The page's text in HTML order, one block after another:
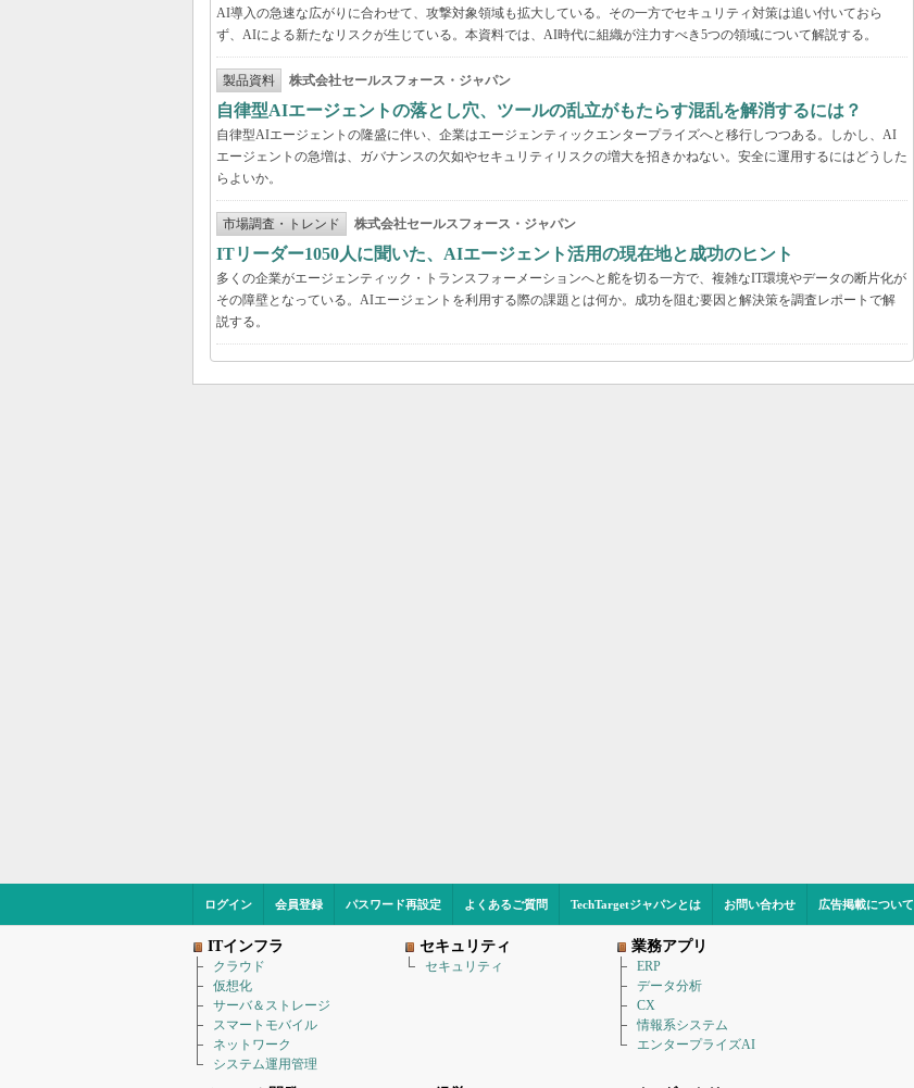
AI導入の急速な広がりに合わせて、攻撃対象領域も拡大している。その一方でセキュリティ対策は追い付いておら
ず、AIによる新たなリスクが生じている。本資料では、AI時代に組織が注力すべき5つの領域について解説する。
製品資料 株式会社セールスフォース・ジャパン
自律型AIエージェントの落とし穴、ツールの乱立がもたらす混乱を解消するには？
自律型AIエージェントの隆盛に伴い、企業はエージェンティックエンタープライズへと移行しつつある。しかし、AI
エージェントの急増は、ガバナンスの欠如やセキュリティリスクの増大を招きかねない。安全に運用するにはどうした
らよいか。
市場調査・トレンド 株式会社セールスフォース・ジャパン
ITリーダー1050人に聞いた、AIエージェント活用の現在地と成功のヒント
多くの企業がエージェンティック・トランスフォーメーションへと舵を切る一方で、複雑なIT環境やデータの断片化が
その障壁となっている。AIエージェントを利用する際の課題とは何か。成功を阻む要因と解決策を調査レポートで解
説する。
ログイン 会員登録 パスワード再設定 よくあるご質問 TechTargetジャパンとは お問い合わせ 広告掲載について
ITインフラ
クラウド
仮想化
サーバ＆ストレージ
スマートモバイル
ネットワーク
システム運用管理
セキュリティ
セキュリティ
業務アプリ
ERP
データ分析
CX
情報系システム
エンタープライズAI